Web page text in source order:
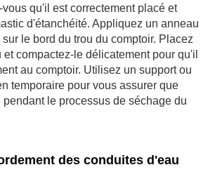
qu'il est correctement placé et
d'étanchéité. Appliquez un anneau
le bord du trou du comptoir. Placez
et compactez-le délicatement pour qu'il
au comptoir. Utilisez un support ou
temporaire pour vous assurer que
pendant le processus de séchage du
des conduites d'eau